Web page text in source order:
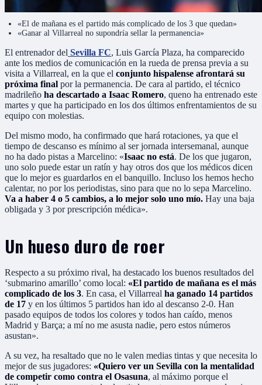
«El de mañana es el partido más complicado de los 3 que quedan»
«Ganar al Villarreal no supondría sellar la permanencia»
El entrenador del Sevilla FC, Luis García Plaza, ha comparecido
ante los medios de comunicación en la rueda de prensa previa a su
visita a Villarreal, en la que el conjunto hispalense afrontará su
próxima final por la permanencia. De cara al partido, el técnico
madrileño ha descartado a Isaac Romero, queno ha entrenado este
martes y que ha participado en los dos últimos enfrentamientos de su
equipo con molestias.
Del mismo modo, ha confirmado que hará rotaciones, ya que el
tiempo de descanso es mínimo al ser jornada intersemanal, aunque
no ha dado pistas a Marcelino: «Isaac no está. De los que jugaron,
uno solo puede estar un ratín y hay otros dos que los médicos dicen
que lo mejor es guardarlos en el banquillo. Incluso los hemos hecho
calentar, no por los periodistas, sino para que no lo sepa Marcelino.
Va a haber 4 o 5 cambios, a lo mejor solo uno mío. Hay una baja
obligada y 3 por prescripción médica».
Un hueso duro de roer
Respecto a su próximo rival, ha destacado los buenos resultados del
‘submarino amarillo’ como local: «El partido de mañana es el más
complicado de los 3. En casa, el Villarreal ha ganado 14 partidos
de 17 y en los últimos 5 partidos han ido al descanso 2-0. Han
pasado equipos de todos los colores y todos han caído, menos
Madrid y Barça; a mí no me asusta nadie, pero estos números
asustan».
A su vez, ha resaltado que no le valen medias tintas y que necesita lo
mejor de sus jugadores: «Quiero ver un Sevilla con la mentalidad
de competir como contra el Osasuna, al máximo porque el